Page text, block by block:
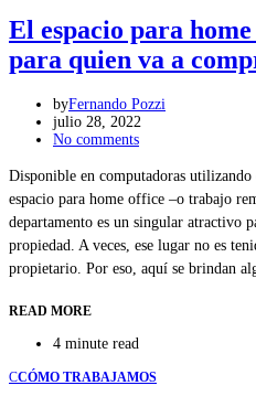
El espacio para
para quien va a
byFernando Pozzi
julio 28, 2022
No comments
Disponible en computadoras
espacio para home office –o trabajo
departamento es un singular atractivo
propiedad. A veces, ese lugar no es
propietario. Por eso, aquí se brindan
READ MORE
4 minute read
CCÓMO TRABAJAMOS